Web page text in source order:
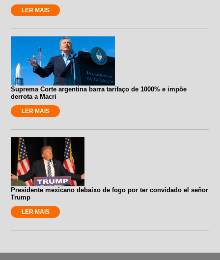
LER MAIS
Suprema Corte argentina barra tarifaço de 1000% e impõe
derrota a Macri
LER MAIS
Presidente mexicano debaixo de fogo por ter convidado el señor
Trump
LER MAIS